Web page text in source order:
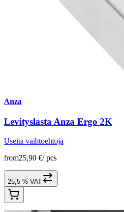
Anza
Levityslasta Anza Ergo 2K
Useita vaihtoehtoja
from25,90 €/ pcs
25,5 % VAT